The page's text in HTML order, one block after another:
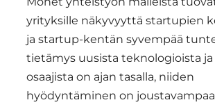
yrityksille näkyvyyttä startupien
ja startup-kentän syvempää
tietämys uusista teknologioista
osaajista on ajan tasalla, niiden
hyödyntäminen on